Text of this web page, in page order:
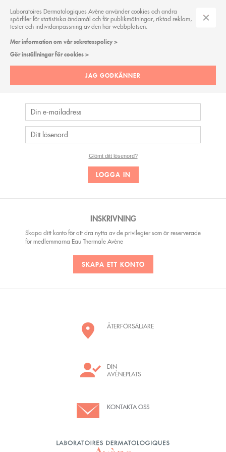
Laboratoires Dermatologiques Avène använder cookies och andra
spårfiler för statistiska ändamål och för publikmätningar, riktad reklam,
tester och individanpassning av den här webbplatsen.
Mer information om vår sekretesspolicy >
Gör inställningar för cookies >
JAG GODKÄNNER
LOGGA IN
Glömt ditt lösenord?
INSKRIVNING
Skapa ditt konto för att dra nytta av de privilegier som är reserverade
för medlemmarna Eau Thermale Avène
SKAPA ETT KONTO
ÅTERFÖRSÄLJARE
DIN
AVÈNEPLATS
KONTAKTA OSS